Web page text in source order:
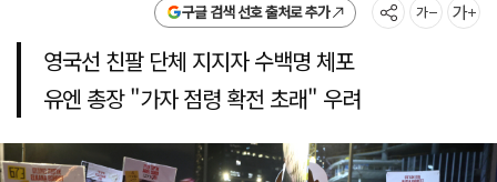
구글 검색 선호 출처로 추가
영국선 친팔 단체 지지자 수백명 체포
유엔 총장 "가자 점령 확전 초래" 우려